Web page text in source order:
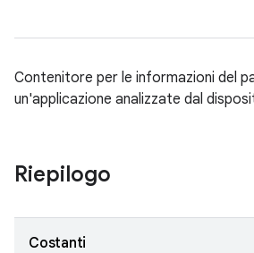
Contenitore per le informazioni del
un'applicazione analizzate dal
Riepilogo
Costanti